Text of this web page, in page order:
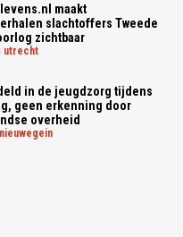
maakt
slachtoffers Tweede
zichtbaar
utrecht
in de jeugdzorg tijdens
geen erkenning door
overheid
nieuwegein